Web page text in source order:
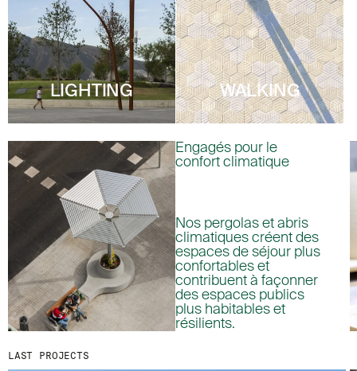
LIGHTING WALKING
Engagés pour le
confort climatique
Nos pergolas et abris
climatiques créent des
espaces de séjour plus
confortables et
contribuent à façonner
des espaces publics
plus habitables et
résilients.
LAST PROJECTS
MENU
NOUS
PRODUITS
PROJETS
STORIES
CONTACT
TÉLÉCHARGEMENTS
RRSS
IG
IN
FB
O
N
N
A
N
T
À
N
O
R
E
E
T
T
E
R
.
LÉGAL
MENTIONS LÉGALES
POLITIQUE DE COOKIES
POLITIQUE DE
CONFIDENTIALITÉ
CANAL ÉTHIQUE
CRÉDITS